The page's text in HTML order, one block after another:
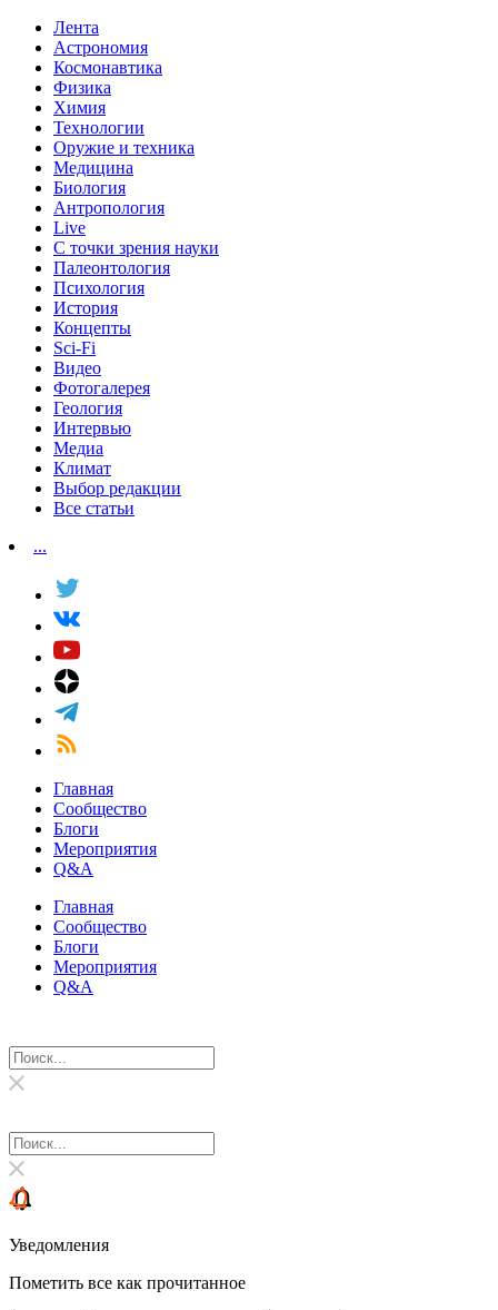
Лента
Астрономия
Космонавтика
Физика
Химия
Технологии
Оружие и техника
Медицина
Биология
Антропология
Live
С точки зрения науки
Палеонтология
Психология
История
Концепты
Sci-Fi
Видео
Фотогалерея
Геология
Интервью
Медиа
Климат
Выбор редакции
Все статьи
...
Главная
Сообщество
Блоги
Мероприятия
Q&A
Главная
Сообщество
Блоги
Мероприятия
Q&A
Уведомления
Пометить все как прочитанное